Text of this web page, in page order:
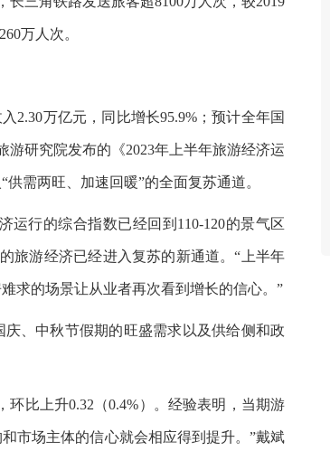
万人次。
2.30万亿元，同比增长95.9%；预计全年国
研究院发布的《2023年上半年旅游经济运
需两旺、加速回暖”的全面复苏通道。
运行的综合指数已经回到110-120的景气区
旅游经济已经进入复苏的新通道。“上半年
求的场景让从业者再次看到增长的信心。”
、中秋节假期的旺盛需求以及供给侧和政
环比上升0.32（0.4%）。经验表明，当期游
市场主体的信心就会相应得到提升。”戴斌